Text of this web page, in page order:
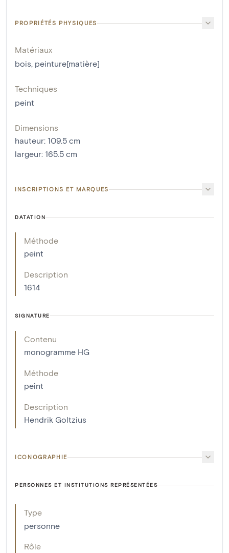
PROPRIÉTÉS PHYSIQUES
Matériaux
bois, peinture[matière]
Techniques
peint
Dimensions
hauteur: 109.5 cm
largeur: 165.5 cm
INSCRIPTIONS ET MARQUES
DATATION
Méthode
peint
Description
1614
SIGNATURE
Contenu
monogramme HG
Méthode
peint
Description
Hendrik Goltzius
ICONOGRAPHIE
PERSONNES ET INSTITUTIONS REPRÉSENTÉES
Type
personne
Rôle